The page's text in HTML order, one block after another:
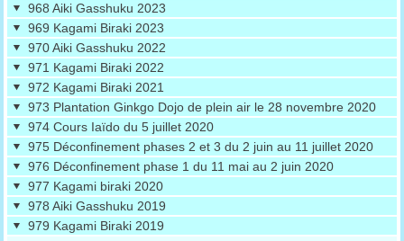
968 Aiki Gasshuku 2023
969 Kagami Biraki 2023
970 Aiki Gasshuku 2022
971 Kagami Biraki 2022
972 Kagami Biraki 2021
973 Plantation Ginkgo Dojo de plein air le 28 novembre 2020
974 Cours Iaïdo du 5 juillet 2020
975 Déconfinement phases 2 et 3 du 2 juin au 11 juillet 2020
976 Déconfinement phase 1 du 11 mai au 2 juin 2020
977 Kagami biraki 2020
978 Aiki Gasshuku 2019
979 Kagami Biraki 2019